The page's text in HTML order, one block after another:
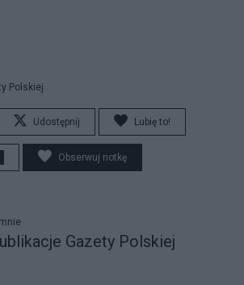
Polskiej
Udostępnij Lubię to!
Obserwuj notkę
Gazety Polskiej